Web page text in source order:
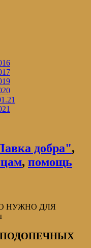
добра",
, помощь
НУЖНО ДЛЯ